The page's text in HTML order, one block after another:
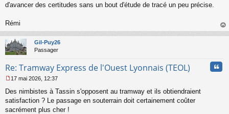
d'avancer des certitudes sans un bout d'étude de tracé un peu précise.
Rémi
au
Gil-Puy26
Passager
Re: Tramway Express de l'Ouest Lyonnais (TEOL)
e
s
s
17 mai 2026, 12:37
Des nimbistes à Tassin s'opposent au tramway et ils obtiendraient
satisfaction ? Le passage en souterrain doit certainement coûter
sacrément plus cher !